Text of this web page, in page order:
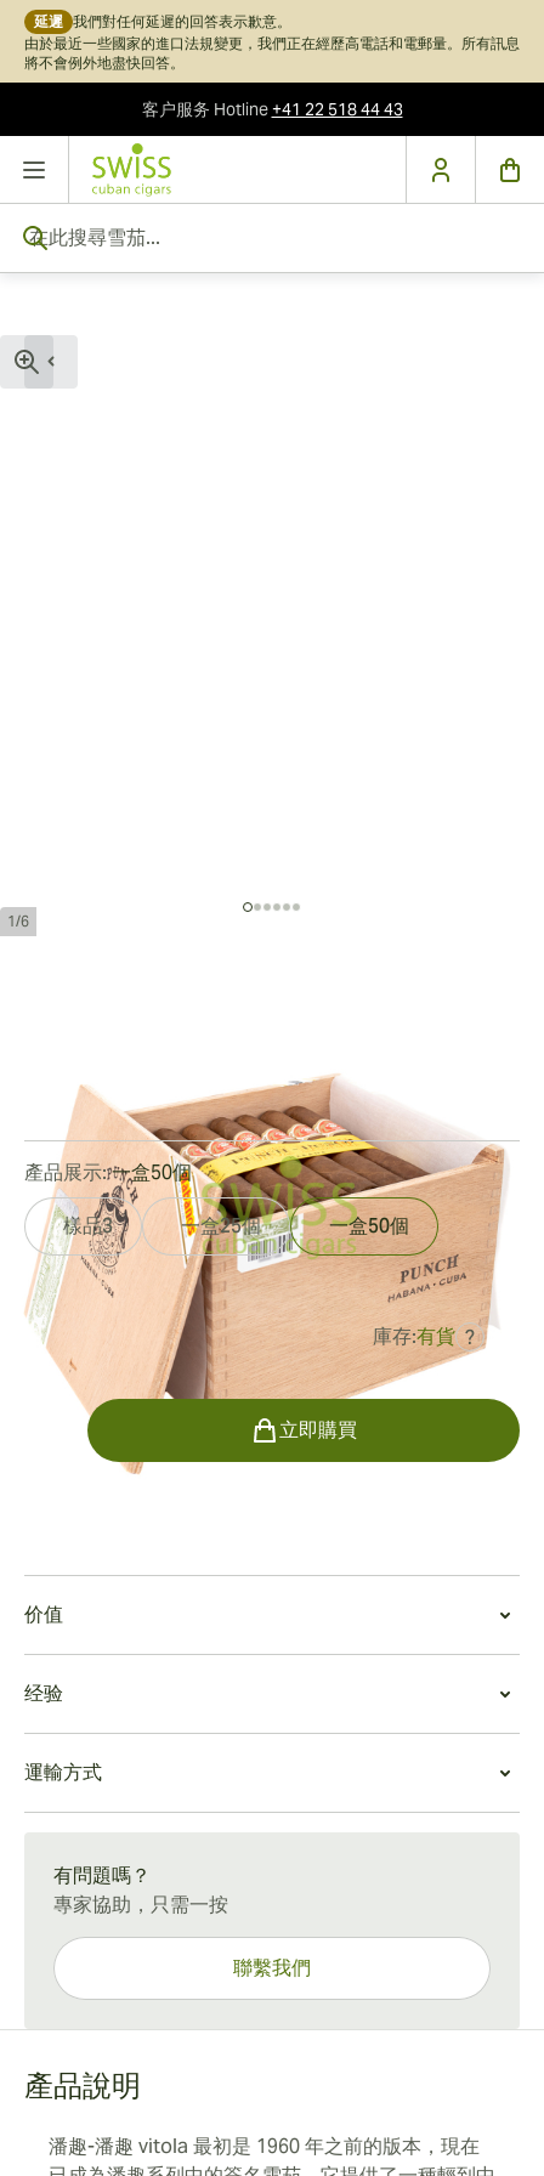
延遲 我們對任何延遲的回答表示歉意。
由於最近一些國家的進口法規變更，我們正在經歷高電話和電郵量。所有訊息
將不會例外地盡快回答。
客户服务 Hotline+41 22 518 44 43
1/6
0點評
HK$3,385.75 曾是 HK$5,642.92
庫存:有貨 ?
產品展示: 一盒50個
樣品3 一盒25個 一盒50個
立即購買
潘趣雪茄包裝密實，有科羅拉多馬杜羅茄衣，比潘趣系列
的豪華城堡維托拉斯油少。輕微描畫的靜脈纏繞在這件維
定。
握在手中，香氣平衡且充滿個性。在燈光照射下，腳部散
發出濃鬱的香氣，將柑橘與低調的蜂蜜基調結合。
第二個三分之一保留了豆科灌木的木質基調，同時帶來圓
潤的天然皮革味道和雪鬆的新鮮感。
潘趣 潘趣的最後三分之一融合了早期可可的味道和微酸的
餘味，然後進入更甜的植物風味，帶有花蜜和青草的香
氣。
令人高興的是，潘趣雪茄到處都冒出濃濃的煙霧。灰燼一
价值
鑑於其中等酒體的品牌，有些人可能會發現這款雪茄出奇
的輕盈。從全球意義上來說，它的酒體中等，但與更著名
的古巴葡萄酒相比，酒體稍淡。
不過，與潘趣 48號和 雙皇冠等較厚、較昂貴的雪茄相
比，這款 vitola 性價比很高。它在味道和香氣之間提供了
经验
潘趣-潘趣是一款結構緊湊的vitola，具有獨特的口味特
徵，在前三分之二的時間裡令人眼花繚亂，並以溫暖、略
歡這種不尋常的風味轉變。這款雪茄的主要豆科灌木香氣
使其成為餐後煙燻的理想選擇。
運輸方式
有問題嗎？
專家協助，只需一按
聯繫我們
產品說明
潘趣-潘趣 vitola 最初是 1960 年之前的版本，現在